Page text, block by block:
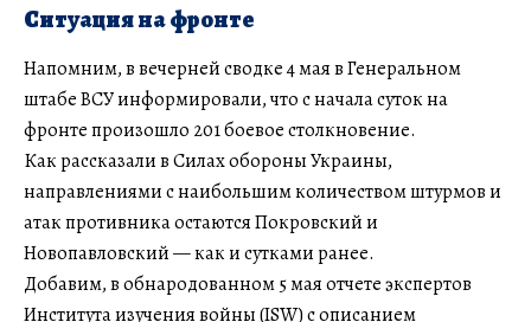
Ситуация на фронте
Напомним, в вечерней сводке 4 мая в Генеральном
штабе ВСУ информировали, что с начала суток на
фронте произошло 201 боевое столкновение.
Как рассказали в Силах обороны Украины,
направлениями с наибольшим количеством штурмов и
атак противника остаются Покровский и
Новопавловский — как и сутками ранее.
Добавим, в обнародованном 5 мая отчете экспертов
Института изучения войны (ISW) с описанием